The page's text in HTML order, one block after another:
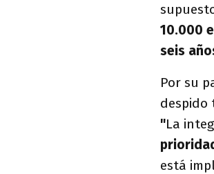
10.000
seis
Por su
despido
"La
está